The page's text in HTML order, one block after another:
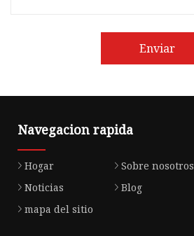
Enviar
Navegacion rapida
Hogar Sobre nosotros
Noticias
Blog
mapa del sitio